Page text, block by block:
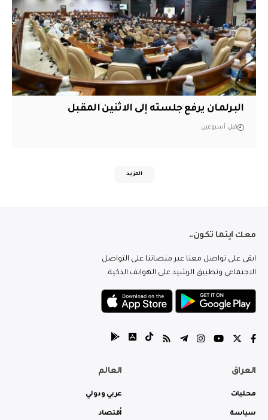
البرلمان يرفع جلسته إلى الاثنين المقبل
قبل أسبوعين
المزيد
معك اينما تكون..
ابقى على تواصل معنا عبر منصاتنا على التواصل
الاجتماعي وتطبيق الرشيد على الهواتف الذكية.
العراق
محليات
سياسة
العالم
عربي ودولي
أقتصاد